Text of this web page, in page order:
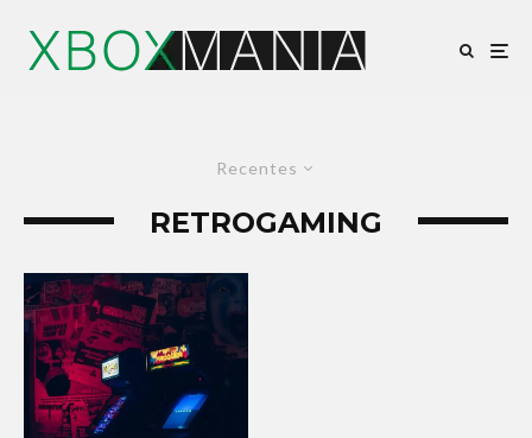
Recentes
RETROGAMING